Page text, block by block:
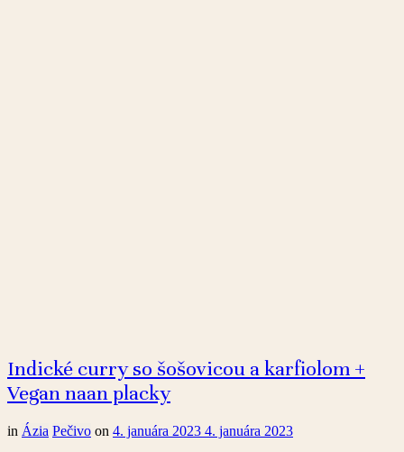
Indické curry so šošovicou a karfiolom +
Vegan naan placky
in Ázia Pečivo on 4. januára 2023 4. januára 2023